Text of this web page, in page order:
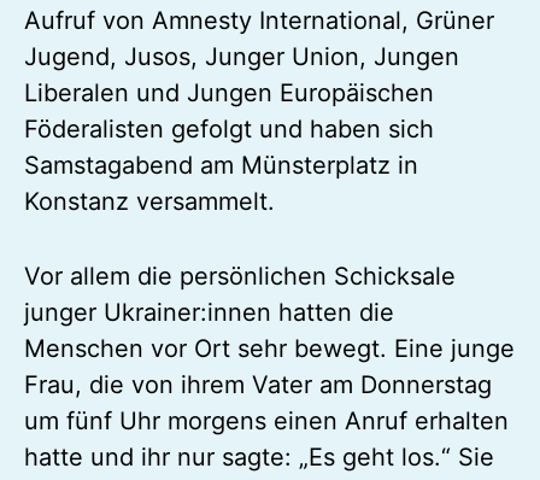
Aufruf von Amnesty International, Grüner
Jugend, Jusos, Junger Union, Jungen
Liberalen und Jungen Europäischen
Föderalisten gefolgt und haben sich
Samstagabend am Münsterplatz in
Konstanz versammelt.
Vor allem die persönlichen Schicksale
junger Ukrainer:innen hatten die
Menschen vor Ort sehr bewegt. Eine junge
Frau, die von ihrem Vater am Donnerstag
um fünf Uhr morgens einen Anruf erhalten
hatte und ihr nur sagte: „Es geht los.“ Sie